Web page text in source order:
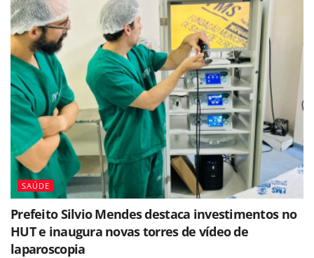
SAÚDE
Prefeito Silvio Mendes destaca investimentos no
HUT e inaugura novas torres de vídeo de
laparoscopia